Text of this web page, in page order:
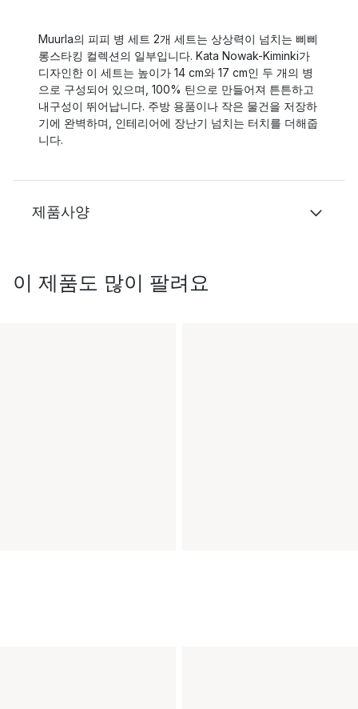
Muurla의 피피 병 세트 2개 세트는 상상력이 넘치는 삐삐
롱스타킹 컬렉션의 일부입니다. Kata Nowak-Kiminki가
디자인한 이 세트는 높이가 14 cm와 17 cm인 두 개의 병
으로 구성되어 있으며, 100% 틴으로 만들어져 튼튼하고
내구성이 뛰어납니다. 주방 용품이나 작은 물건을 저장하
기에 완벽하며, 인테리어에 장난기 넘치는 터치를 더해줍
니다.
제품사양
이 제품도 많이 팔려요